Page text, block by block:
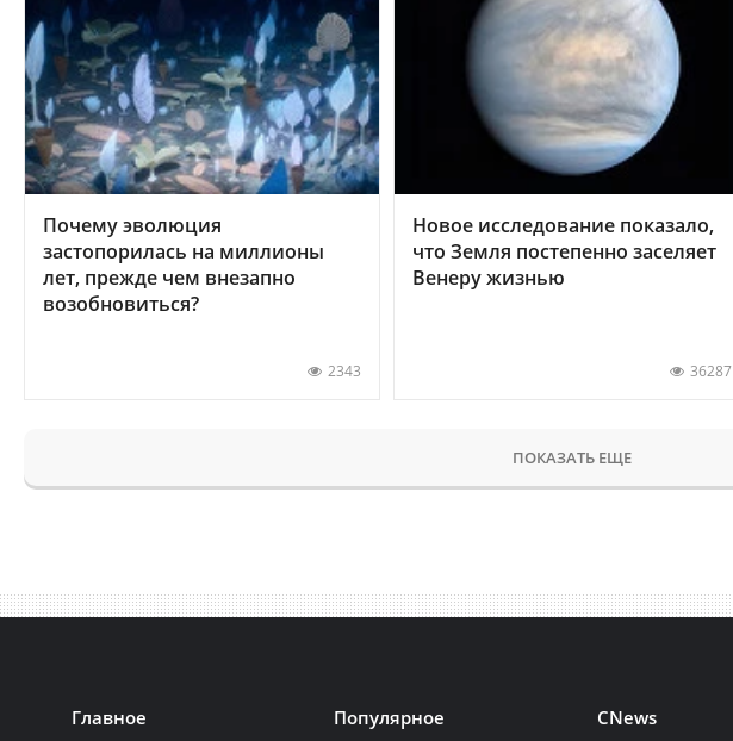
Почему эволюция
застопорилась на миллионы
лет, прежде чем внезапно
возобновиться?
2343
Новое исследование показало,
что Земля постепенно заселяет
Венеру жизнью
36287
ПОКАЗАТЬ ЕЩЕ
Главное Популярное CNews